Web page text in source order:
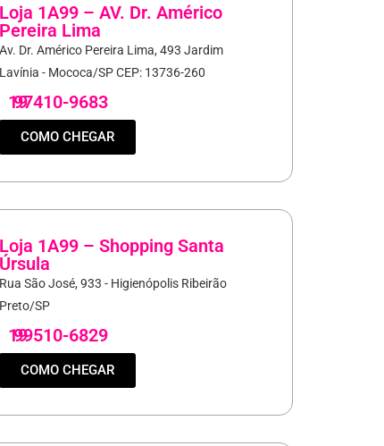
Loja 1A99 – AV. Dr. Américo
Pereira Lima
Av. Dr. Américo Pereira Lima, 493 Jardim
Lavínia - Mococa/SP CEP: 13736-260
19
97410-9683
COMO CHEGAR
Loja 1A99 – Shopping Santa
Úrsula
Rua São José, 933 - Higienópolis Ribeirão
Preto/SP
19
99510-6829
COMO CHEGAR